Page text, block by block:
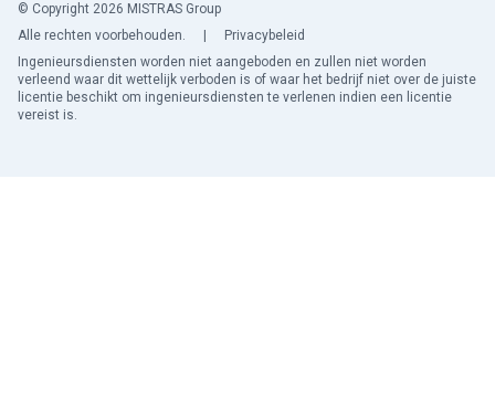
© Copyright 2026 MISTRAS Group
Alle rechten voorbehouden.
Privacybeleid
Ingenieursdiensten worden niet aangeboden en zullen niet worden
verleend waar dit wettelijk verboden is of waar het bedrijf niet over de juiste
licentie beschikt om ingenieursdiensten te verlenen indien een licentie
vereist is.